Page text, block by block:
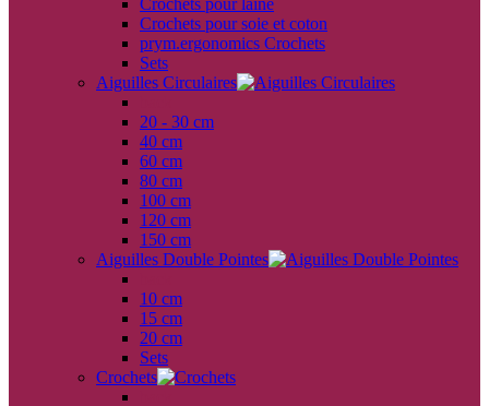
Crochets pour laine
Crochets pour soie et coton
prym.ergonomics Crochets
Sets
Aiguilles Circulaires
20 - 30 cm
40 cm
60 cm
80 cm
100 cm
120 cm
150 cm
Aiguilles Double Pointes
10 cm
15 cm
20 cm
Sets
Crochets